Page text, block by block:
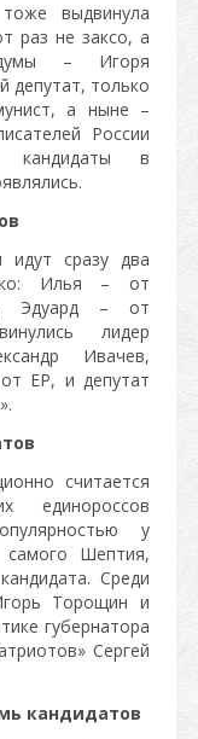
выдвинула
раз не заксо, а
думы – Игоря
депутат, только
а ныне –
России
кандидаты в
сразу два
Илья – от
Эдуард – от
лидер
Ивачев,
ЕР, и депутат
считается
единороссов
у
самого Шептия,
Среди
Торощин и
губернатора
Сергей
кандидатов